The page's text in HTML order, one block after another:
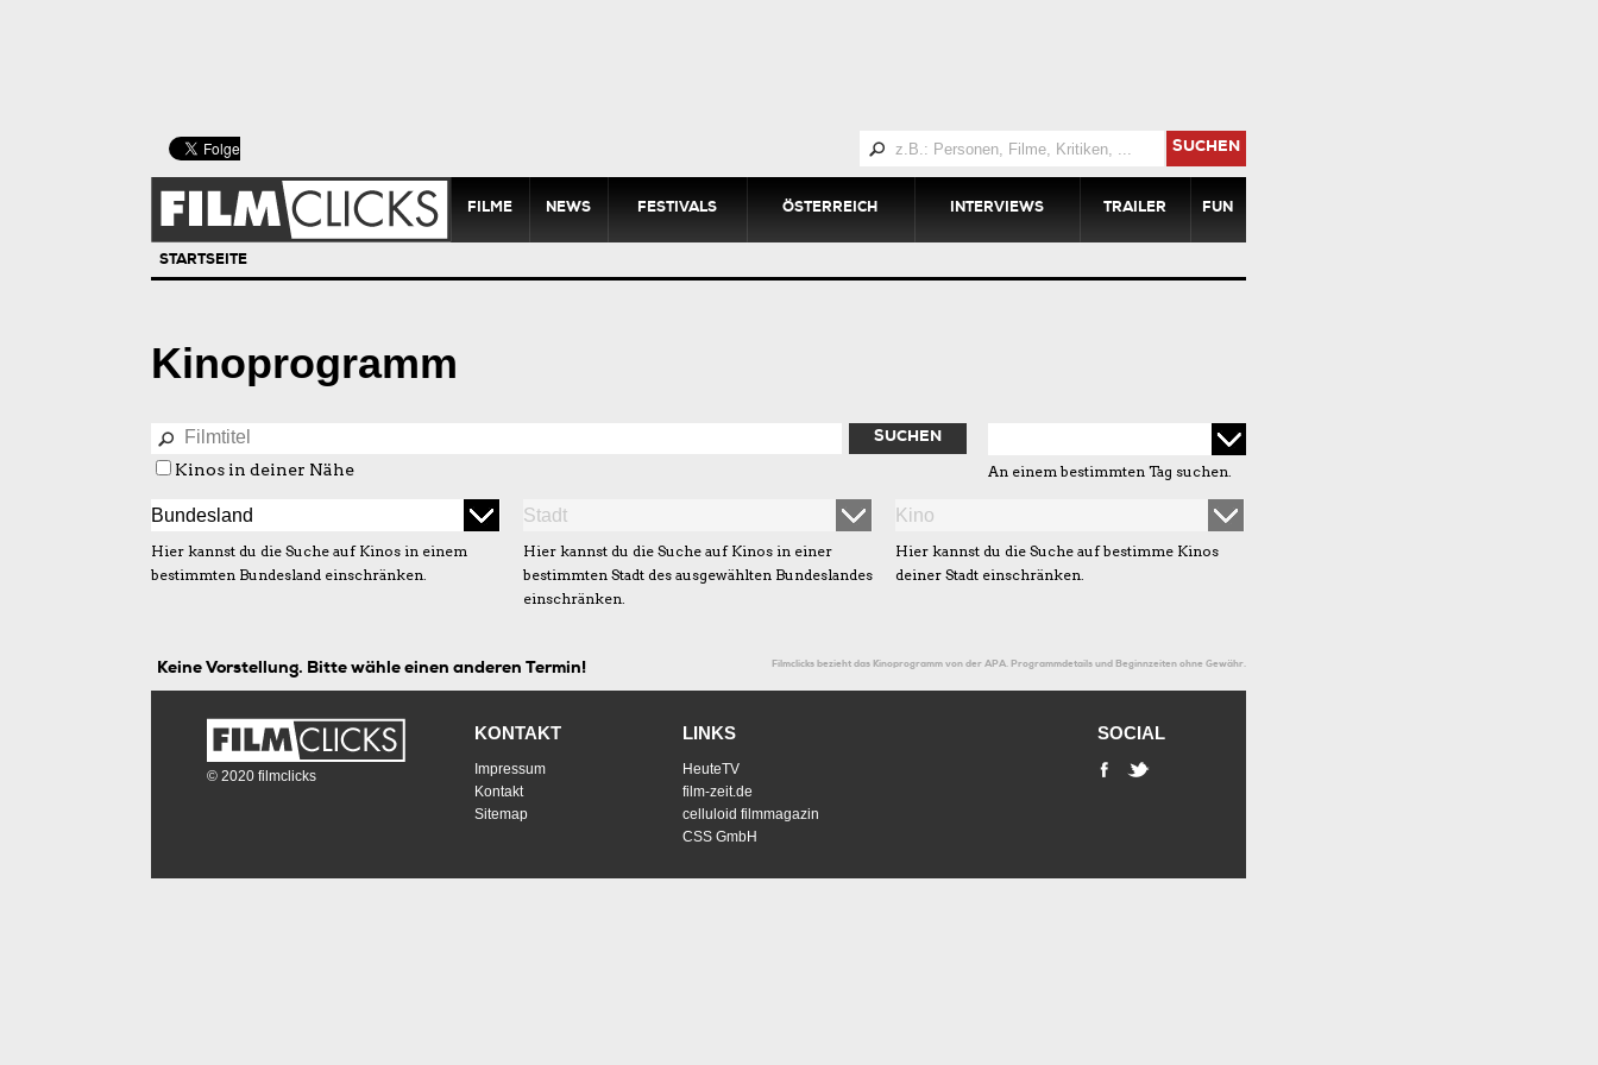
SUCHEN
FILME NEWS FESTIVALS ÖSTERREICH INTERVIEWS TRAILER FUN
STARTSEITE
Kinoprogramm
SUCHEN
Kinos in deiner Nähe An einem bestimmten Tag suchen.
Hier kannst du die Suche auf Kinos in einem
bestimmten Bundesland einschränken.
Hier kannst du die Suche auf Kinos in einer
bestimmten Stadt des ausgewählten Bundeslandes
einschränken.
Hier kannst du die Suche auf bestimme Kinos
deiner Stadt einschränken.
Keine Vorstellung. Bitte wähle einen anderen Termin! Filmclicks bezieht das Kinoprogramm von der APA. Programmdetails und Beginnzeiten ohne Gewähr.
© 2020 filmclicks
KONTAKT
Impressum
Kontakt
Sitemap
LINKS
HeuteTV
film-zeit.de
celluloid filmmagazin
CSS GmbH
SOCIAL